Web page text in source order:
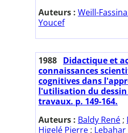
Auteurs : Weill-
Youcef
1988 Didactique et
connaissances
cognitives dans
l'utilisation du
travaux. p. 149-164.
Auteurs : Baldy René ;
Higelé Pierre ; Lebahar